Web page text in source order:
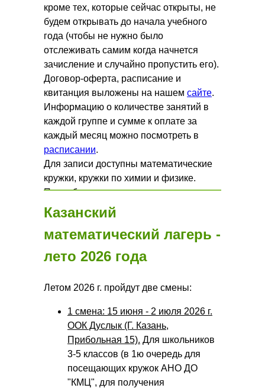
кроме тех, которые сейчас открыты, не
будем открывать до начала учебного
года (чтобы не нужно было
отслеживать самим когда начнется
зачисление и случайно пропустить его).
Договор-оферта, расписание и
квитанция выложены на нашем сайте.
Информацию о количестве занятий в
каждой группе и сумме к оплате за
каждый месяц можно посмотреть в
расписании.
Для записи доступны математические
кружки, кружки по химии и физике.
Подробнее настраницеи в наших
каналах
Телеграм
Казанский
математический лагерь -
лето 2026 года
Летом 2026 г. пройдут две смены:
1 смена: 15 июня - 2 июля 2026 г.
ООК Дуслык (Г. Казань,
Прибольная 15). Для школьников
3-5 классов (в 1ю очередь для
посещающих кружок АНО ДО
"КМЦ", для получения